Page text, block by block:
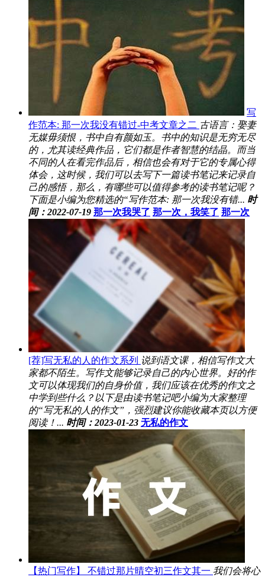
写
作范本: 那一次我没有错过-中考文章之二 古语言：娶妻
无媒毋须恨，书中自有颜如玉。书中的知识是无穷无尽
的，尤其读经典作品，它们都是作者智慧的结晶。而当
不同的人在看完作品后，相信也会有对于它的专属心得
体会，这时候，我们可以去写下一篇读书笔记来记录自
己的感悟，那么，有哪些可以值得参考的读书笔记呢？
下面是小编为您精选的“写作范本: 那一次我没有错... 时
间：2022-07-19 那一次我哭了 那一次，我笑了 那一次
[荐]写无私的人的作文系列 说到语文课，相信写作文大
家都不陌生。写作文能够记录自己的内心世界。好的作
文可以体现我们的自身价值，我们应该在优秀的作文之
中学到些什么？以下是由读书笔记吧小编为大家整理
的“写无私的人的作文”，强烈建议你能收藏本页以方便
阅读！... 时间：2023-01-23 无私的作文
【热门写作】 不错过那片晴空初三作文其一 我们会将心